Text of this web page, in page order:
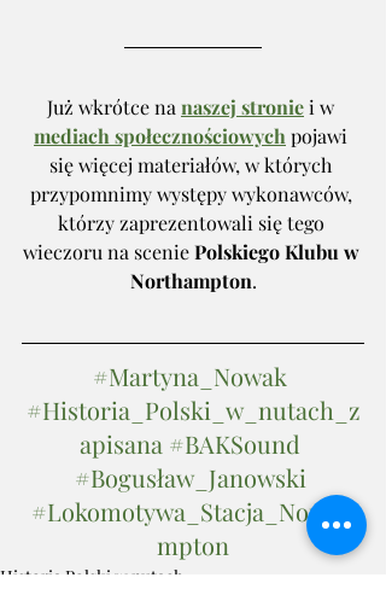
Już wkrótce na naszej stronie i w
mediach społecznościowych pojawi
się więcej materiałów, w których
przypomnimy występy wykonawców,
którzy zaprezentowali się tego
wieczoru na scenie Polskiego Klubu w
Northampton.
#Martyna_Nowak
#Historia_Polski_w_nutach_z
apisana #BAKSound
#Bogusław_Janowski
#Lokomotywa_Stacja_Northa
mpton
Historia Polski w nutach